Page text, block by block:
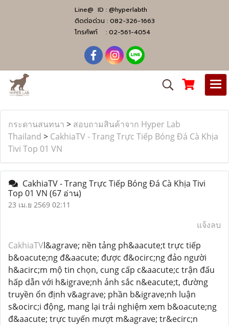
Line@ ID : @hyperlabth
ติดต่อด่วน : 082-326-1663
โทรศัพท์ : 02-561-4054
กระดานสนทนา > สอบถามสินค้าจาก Hyper Lab
Thailand > CakhiaTV - Trang Trực Tiếp Bóng Đá Cà Khịa
Tivi Top 01 VN
CakhiaTV - Trang Trực Tiếp Bóng Đá Cà Khịa Tivi
Top 01 VN (67 อ่าน)
23 เม.ย 2569 02:11
แจ้งลบ
CakhiaTVl&agrave; nền tảng ph&aacute;t trực tiếp
b&oacute;ng đ&aacute; được đ&ocirc;ng đảo người
h&acirc;m mộ tin chọn, cung cấp c&aacute;c trận đấu
hấp dẫn với h&igrave;nh ảnh sắc n&eacute;t, đường
truyền ổn định v&agrave; phần b&igrave;nh luận
s&ocirc;i động, mang lại trải nghiệm xem b&oacute;ng
đ&aacute; trực tuyến mượt m&agrave; tr&ecirc;n